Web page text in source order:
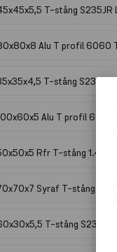
T-stång S235JR
Alu T profil 6060
T-stång S235JR
Alu T profil 6060
Rfr T-stång
Syraf T-stång
T-stång S235JR